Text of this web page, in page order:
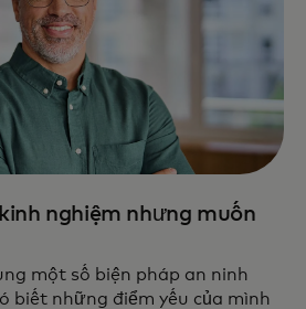
nghiệm nhưng muốn
một số biện pháp an ninh
biết những điểm yếu của mình